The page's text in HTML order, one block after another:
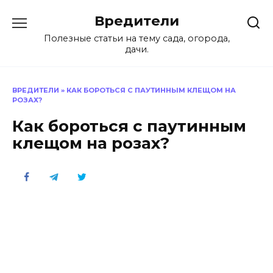
содержанию
Вредители
Полезные статьи на тему сада, огорода,
дачи.
ВРЕДИТЕЛИ » КАК БОРОТЬСЯ С ПАУТИННЫМ КЛЕЩОМ НА
РОЗАХ?
Как бороться с паутинным
клещом на розах?